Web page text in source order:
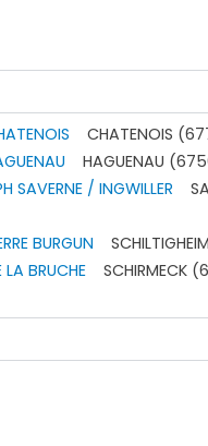
CHATENOIS
HAGUENAU
SAVERNE / INGWILLER
BURGUN
LA BRUCHE SCHIRMECK